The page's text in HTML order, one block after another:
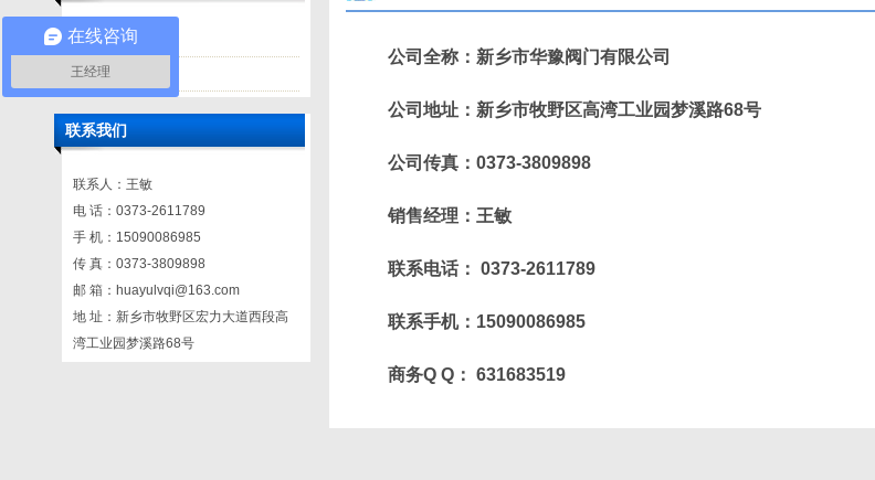
联系电话
我们的位置
联系我们
联系人：王敏
电 话：0373-2611789
手 机：15090086985
传 真：0373-3809898
邮 箱：huayulvqi@163.com
地 址：新乡市牧野区宏力大道西段高
湾工业园梦溪路68号
公司全称：新乡市华豫阀门有限公司
公司地址：新乡市牧野区高湾工业园梦溪路68号
公司传真：0373-3809898
销售经理：王敏
联系电话： 0373-2611789
联系手机：15090086985
商务Q Q： 631683519
在线咨询
王经理